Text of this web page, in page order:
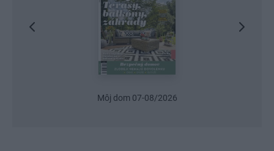
Môj dom 07-08/2026